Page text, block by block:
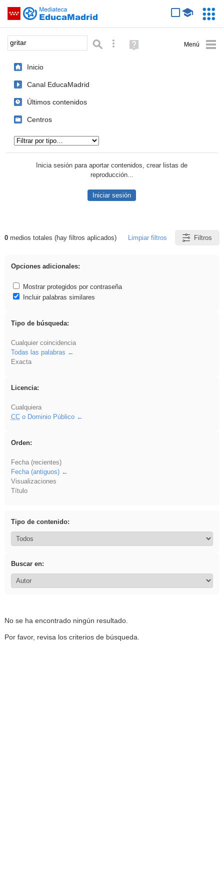
Saltar navegación
Palabra o frase: Búsqueda avanzada
Ayuda
(en
Inicio
Canal EducaMadrid
Últimos contenidos
Centros
Inicia sesión para aportar contenidos, crear listas de
reproducción...
Iniciar sesión
Resultados de: gritar
0medios totales (hay filtros aplicados) Limpiar filtros Filtros
Opciones adicionales:
Mostrar protegidos por contraseña
Incluir palabras similares
Tipo de búsqueda:
Cualquier coincidencia
Todas las palabras
Exacta
Licencia:
Cualquiera
CCo Dominio Público
Orden:
Fecha (recientes)
Fecha (antiguos)
Visualizaciones
Título
Tipo de contenido:
Buscar en:
No se ha encontrado ningún resultado.
Por favor, revisa los criterios de búsqueda.